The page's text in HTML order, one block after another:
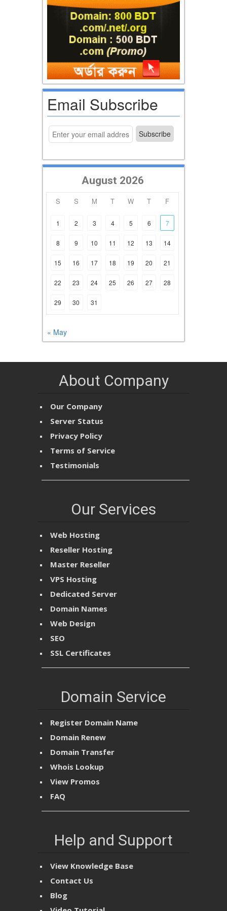
Email Subscribe
August 2026
S S M T W T F
1 2 3 4 5 6 7
8 9 10 11 12 13 14
15 16 17 18 19 20 21
22 23 24 25 26 27 28
29 30 31
« May
About Company
Our Company
Server Status
Privacy Policy
Terms of Service
Testimonials
Our Services
Web Hosting
Reseller Hosting
Master Reseller
VPS Hosting
Dedicated Server
Domain Names
Web Design
SEO
SSL Certificates
Domain Service
Register Domain Name
Domain Renew
Domain Transfer
Whois Lookup
View Promos
FAQ
Help and Support
View Knowledge Base
Contact Us
Blog